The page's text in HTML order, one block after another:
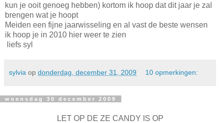
kun je ooit genoeg hebben) kortom ik hoop dat dit jaar je zal
brengen wat je hoopt
Meiden een fijne jaarwisseling en al vast de beste wensen
ik hoop je in 2010 hier weer te zien
liefs syl
sylvia op donderdag, december 31, 2009 10 opmerkingen:
woensdag 30 december 2009
LET OP DE ZE CANDY IS OP